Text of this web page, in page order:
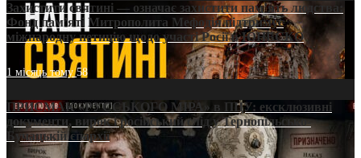
Захистити святині — означає захистити пам’ять людства:
Фонд пам’яті Митрополита Мефодія підтримує
міжнародну петицію щодо участі Росії в ЮНЕСКО
1 місяць тому58
ПРИСМАК «РУССЬКОГО МІРА» в ПЦУ: ексклюзивні
документи, вирок і російський слід у Тернопільсько-
Бучацькій єпархії